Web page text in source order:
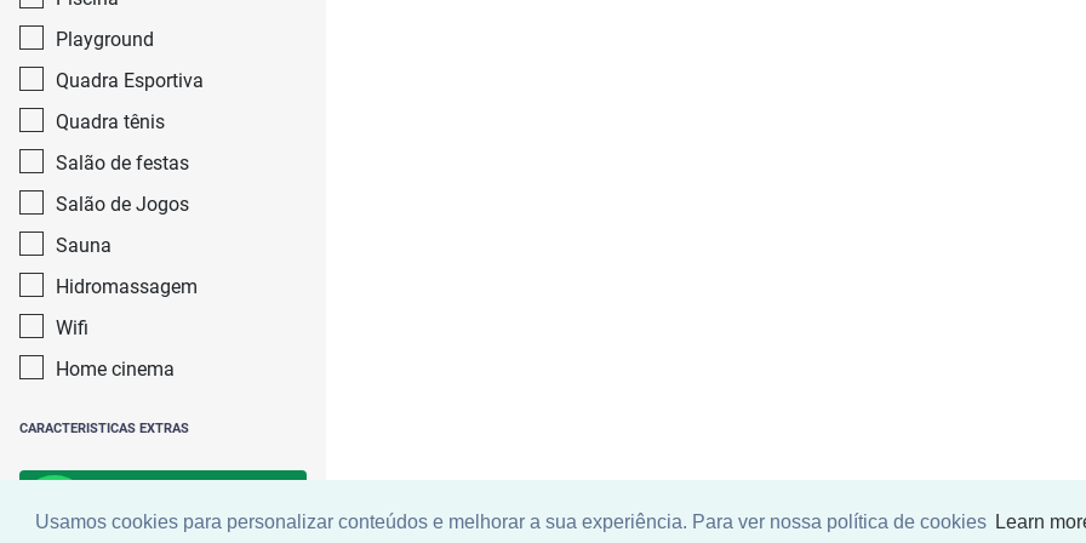
Usamos cookies para personalizar conteúdos e melhorar a sua experiência. Para ver nossa política de cookies Learn
Playground
Quadra Esportiva
Quadra tênis
Salão de festas
Salão de Jogos
Sauna
Hidromassagem
Wifi
Home cinema
CARACTERISTICAS EXTRAS